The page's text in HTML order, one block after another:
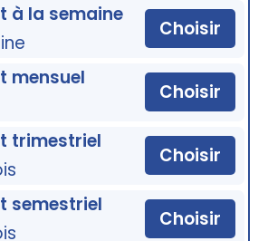
à la semaine
Choisir
mensuel
Choisir
trimestriel
Choisir
semestriel
Choisir